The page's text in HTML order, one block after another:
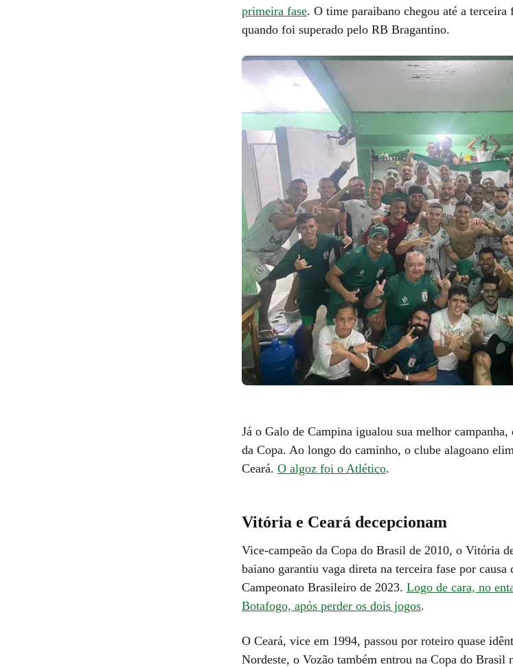
primeira fase. O time paraibano chegou até a terceira
quando foi superado pelo RB Bragantino.
Já o Galo de Campina igualou sua melhor
da Copa. Ao longo do caminho, o clube alagoano
Ceará. O algoz foi o Atlético.
Vitória e Ceará decepcionam
Vice-campeão da Copa do Brasil de 2010, o Vitória
baiano garantiu vaga direta na terceira fase por
Campeonato Brasileiro de 2023. Logo de cara, no
Botafogo, após perder os dois jogos.
O Ceará, vice em 1994, passou por roteiro quase
Nordeste, o Vozão também entrou na Copa do Brasil